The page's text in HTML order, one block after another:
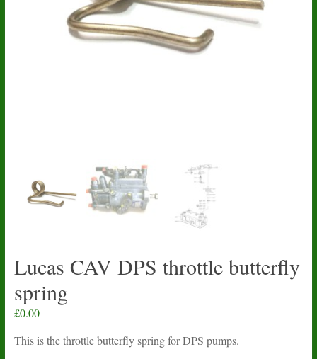
Lucas CAV DPS throttle butterfly
spring
£0.00
This is the throttle butterfly spring for DPS pumps.